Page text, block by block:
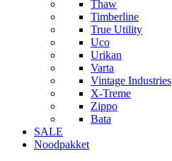
Thaw
Timberline
True Utility
Uco
Urikan
Varta
Vintage Industries
X-Treme
Zippo
Bata
SALE
Noodpakket